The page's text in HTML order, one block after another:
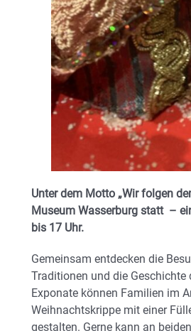
Unter dem Motto „Wir folgen
Museum Wasserburg statt –
bis 17 Uhr.
Gemeinsam entdecken die
Traditionen und die Geschichte
Exponate können Familien im
Weihnachtskrippe mit einer
gestalten. Gerne kann an